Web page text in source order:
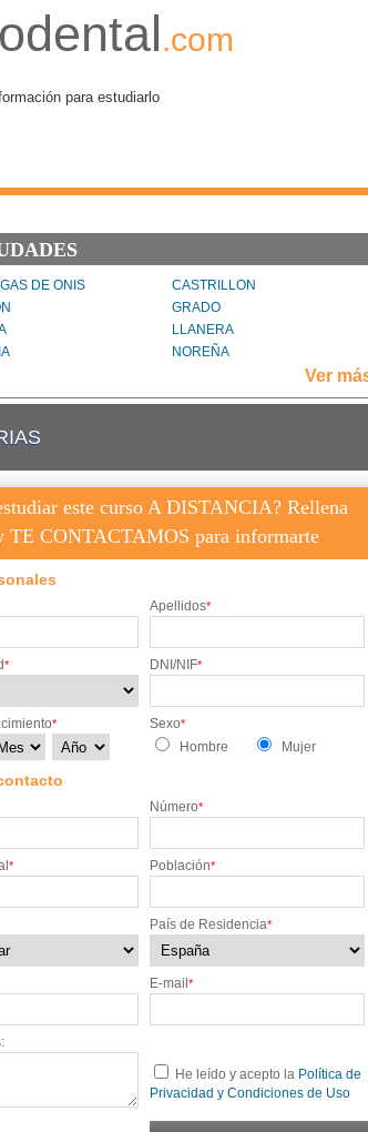
.com
para estudiarlo
DE ONIS
CASTRILLON
GRADO
LLANERA
NOREÑA
TAPIA DE CASARIEGO
Ver
este curso A DISTANCIA? Rellena
TE CONTACTAMOS para informarte
Apellidos*
* DNI/NIF*
* Sexo*
Hombre Mujer
Número*
* Población*
País de Residencia*
E-mail *
He leído y acepto la Política de
Privacidad y Condiciones de Uso